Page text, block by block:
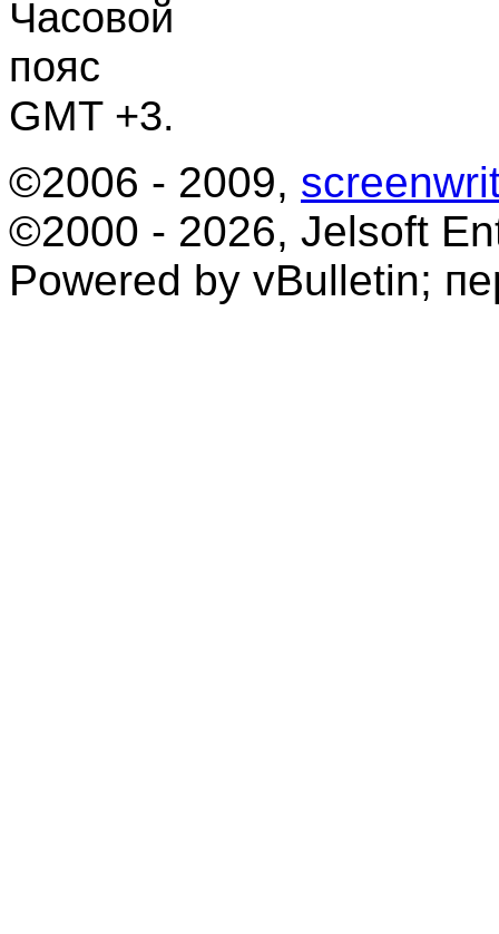
Часовой
пояс
GMT +3.
©2006 - 2009,
©2000 - 2026, Jelsoft
Powered by vBulletin;